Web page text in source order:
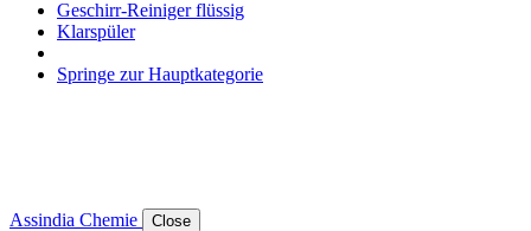
Geschirr-Reiniger flüssig
Klarspüler
Springe zur Hauptkategorie
Assindia Chemie Close